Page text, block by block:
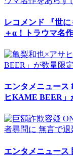
レコメンド 『世
＋α！トラウマ名
エンタメニュース
ヒKAME BEER」
エンタメニュース